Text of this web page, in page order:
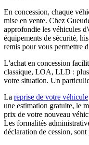
En concession, chaque
mise en vente. Chez
approfondie les véhicules
équipements de sécurité,
remis pour vous permettre
L'achat en concession
classique, LOA, LLD :
votre situation. Un
La reprise de votre véhicule
une estimation gratuite, le
prix de votre nouveau
Les formalités
déclaration de cession, sont